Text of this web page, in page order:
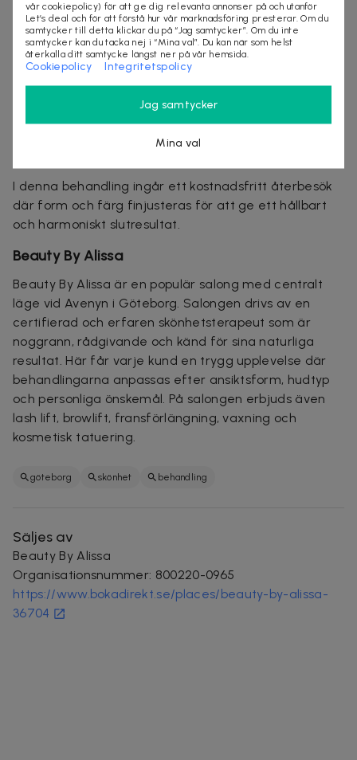
som resultatet fortfarande ser naturligt ut.
Behandlingarna passar särskilt bra för dig som:
Vill korrigera ojämna eller glesa ögonbryn
Föredrar ett resultat som är hållbart och lågt i
I denna behandling ingår ett kostnadsfritt återbesök
där form och färg finjusteras för att ge ett hållbart
och harmoniskt slutresultat.
Beauty By Alissa
Beauty By Alissa är en populär salong med centralt
läge vid Avenyn i Göteborg. Salongen drivs av en
certifierad och erfaren skönhetsterapeut som är
noggrann, rådgivande och känd för sina naturliga
resultat. Här får varje kund en trygg upplevelse där
behandlingarna anpassas efter ansiktsform, hudtyp
och personliga önskemål. På salongen erbjuds även
lash lift, browlift, fransförlängning, vaxning och
kosmetisk tatuering.
göteborg skönhet behandling
Säljes av
Beauty By Alissa
Organisationsnummer: 800220-0965
https://www.bokadirekt.se/places/beauty-by-alissa-
36704
vår cookiepolicy) för att ge dig relevanta annonser på och utanför
Let’s deal och för att förstå hur vår marknadsföring presterar. Om du
samtycker till detta klickar du på “Jag samtycker”. Om du inte
samtycker kan du tacka nej i “Mina val”. Du kan när som helst
återkalla ditt samtycke längst ner på vår hemsida.
Cookiepolicy Integritetspolicy
Jag samtycker
Mina val